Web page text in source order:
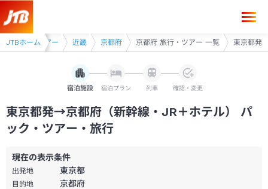
JTBホーム
・JR利用ツアー 近畿 京都府 京都府 旅行・ツアー 一覧 東京都発
宿泊施設 宿泊プラン 列車 確認・変更
東京都発→京都府（新幹線・JR＋ホテル） パ
ック・ツアー・旅行
現在の表示条件
出発地 東京都
目的地 京都府